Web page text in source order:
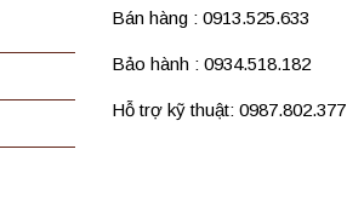
Bán hàng : 0913.525.633
Bảo hành : 0934.518.182
Hỗ trợ kỹ thuật: 0987.802.377